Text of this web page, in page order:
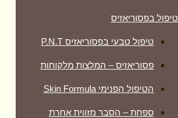
טיפול בפסוריאזיס
טיפול טבעי בפסוריאזיס P.N.T
פסוריאזיס – המלצות מלקוחות
הטיפול הפנימי Skin Formula
ספחת – הסבר מזווית אחרת